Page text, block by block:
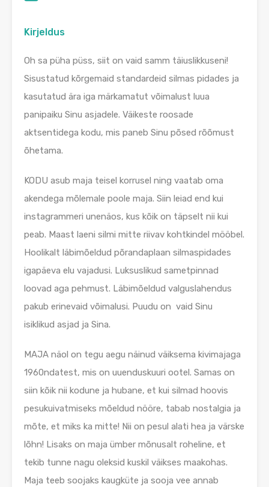
Kirjeldus
Oh sa püha püss, siit on vaid samm täiuslikkuseni!
Sisustatud kõrgemaid standardeid silmas pidades ja
kasutatud ära iga märkamatut võimalust luua
panipaiku Sinu asjadele. Väikeste roosade
aktsentidega kodu, mis paneb Sinu põsed rõõmust
õhetama.
KODU asub maja teisel korrusel ning vaatab oma
akendega mõlemale poole maja. Siin leiad end kui
instagrammeri unenäos, kus kõik on täpselt nii kui
peab. Maast laeni silmi mitte riivav kohtkindel mööbel.
Hoolikalt läbimõeldud põrandaplaan silmaspidades
igapäeva elu vajadusi. Luksuslikud sametpinnad
loovad aga pehmust. Läbimõeldud valguslahendus
pakub erinevaid võimalusi. Puudu on vaid Sinu
isiklikud asjad ja Sina.
MAJA näol on tegu aegu näinud väiksema kivimajaga
1960ndatest, mis on uuenduskuuri ootel. Samas on
siin kõik nii kodune ja hubane, et kui silmad hoovis
pesukuivatmiseks mõeldud nööre, tabab nostalgia ja
mõte, et miks ka mitte! Nii on pesul alati hea ja värske
lõhn! Lisaks on maja ümber mõnusalt roheline, et
tekib tunne nagu oleksid kuskil väikses maakohas.
Maja teeb soojaks kaugküte ja sooja vee annab